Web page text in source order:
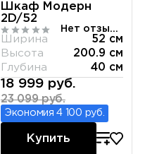
Шкаф Модерн
2D/52
Нет отзывов
Ширина
52 см
Высота
200.9 см
Глубина
40 см
18 999 руб.
23 099 руб.
Экономия 4 100 руб.
Купить